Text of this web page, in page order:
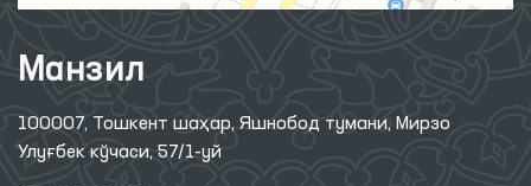
Манзил
100007, Тошкент шаҳар, Яшнобод тумани, Мирзо
Улуғбек кўчаси, 57/1-уй